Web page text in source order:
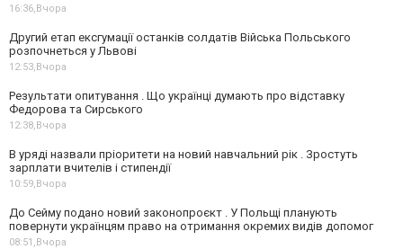
16:36,Вчора
Другий етап ексгумації останків солдатів Війська Польського
розпочнеться у Львові
12:53,Вчора
Результати опитування . Що українці думають про відставку
Федорова та Сирського
12:38,Вчора
В уряді назвали пріоритети на новий навчальний рік . Зростуть
зарплати вчителів і стипендії
10:59,Вчора
До Сейму подано новий законопроєкт . У Польщі планують
повернути українцям право на отримання окремих видів допомог
08:51,Вчора